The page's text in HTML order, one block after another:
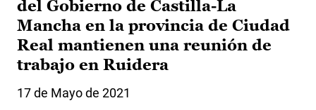
del Gobierno de Castilla-La
Mancha en la provincia de Ciudad
Real mantienen una reunión de
trabajo en Ruidera
17 de Mayo de 2021